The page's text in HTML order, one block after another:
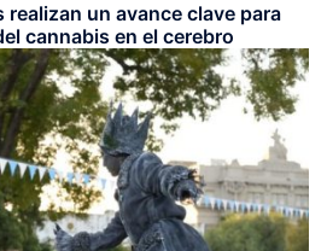
un avance clave para
cannabis en el cerebro